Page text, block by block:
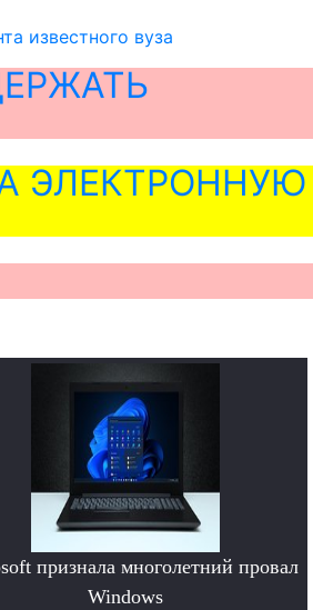
известного вуза
ЭЛЕКТРОННУЮ
признала многолетний провал
Windows